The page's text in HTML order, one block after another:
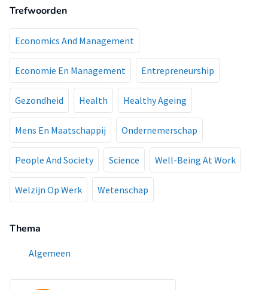
Trefwoorden
Economics And Management
Economie En Management Entrepreneurship
Gezondheid Health Healthy Ageing
Mens En Maatschappij Ondernemerschap
People And Society Science Well-Being At Work
Welzijn Op Werk Wetenschap
Thema
Algemeen